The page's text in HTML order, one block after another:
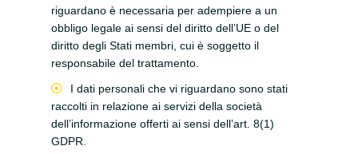
riguardano è necessaria per adempiere a un
obbligo legale ai sensi del diritto dell’UE o del
diritto degli Stati membri, cui è soggetto il
responsabile del trattamento.
I dati personali che vi riguardano sono stati
raccolti in relazione ai servizi della società
dell’informazione offerti ai sensi dell’art. 8(1)
GDPR.